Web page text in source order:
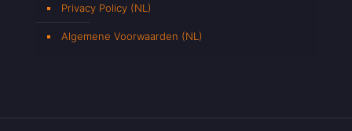
Privacy Policy (NL)
Algemene Voorwaarden (NL)